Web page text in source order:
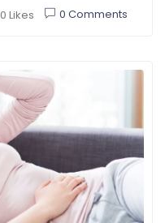
0 Likes 0 Comments